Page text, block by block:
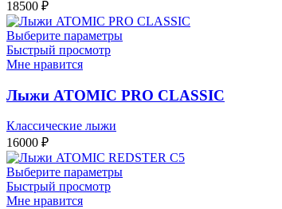
18500 ₽
Выберите параметры
Быстрый просмотр
Мне нравится
Лыжи ATOMIC PRO CLASSIC
Классические лыжи
16000 ₽
Выберите параметры
Быстрый просмотр
Мне нравится